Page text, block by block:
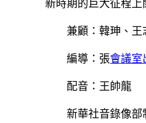
新時期的巨大征程上
兼顧：韓珅、王
編導：張會議室
配音：王帥龍
新華社音錄像部